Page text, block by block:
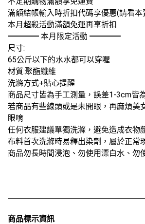
滿額結帳輸入時折扣代碼享優惠(請看本
本月超殺活動滿額免運再享折扣
━━━━ 本月限定活動 ━━━━
尺寸:
65公斤以下的水水都可以穿喔
材質:聚酯纖維
洗滌方式+貼心提醒
商品尺寸皆為手工測量，誤差1-3cm皆
若商品有些線頭或是未開眼，再麻煩美
眼唷
任何衣服建議單獨洗滌，避免造成衣物
布料首次洗滌時易釋出染劑，屬於正常
商品勿長時間浸泡、勿使用漂白水、勿
商品標示資訊